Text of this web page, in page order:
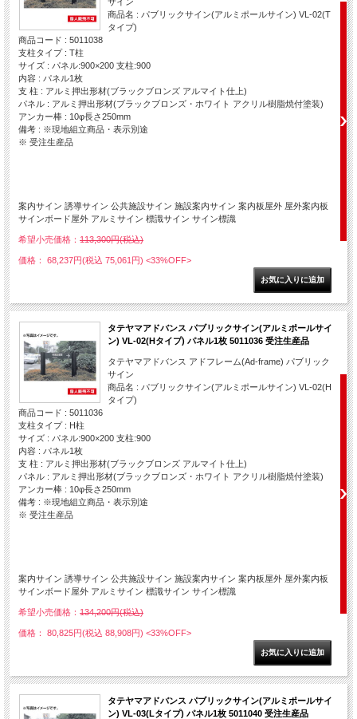
商品名 : パブリックサイン(アルミポールサイン) VL-02(T
タイプ)
商品コード : 5011038
支柱タイプ : T柱
サイズ : パネル:900×200 支柱:900
内容 : パネル1枚
支 柱 : アルミ押出形材(ブラックブロンズ アルマイト仕上)
パネル : アルミ押出形材(ブラックブロンズ・ホワイト アクリル樹脂焼付塗装)
アンカー棒 : 10φ長さ250mm
備考 : ※現地組立商品・表示別途
※ 受注生産品
案内サイン 誘導サイン 公共施設サイン 施設案内サイン 案内板屋外 屋外案内板
サインボード屋外 アルミサイン 標識サイン サイン標識
希望小売価格： 113,300円(税込)
価格： 68,237円(税込 75,061円) <33%OFF>
タテヤマアドバンス パブリックサイン(アルミポールサイ
ン) VL-02(Hタイプ) パネル1枚 5011036 受注生産品
タテヤマアドバンス アドフレーム(Ad-frame) パブリック
サイン
商品名 : パブリックサイン(アルミポールサイン) VL-02(H
タイプ)
商品コード : 5011036
支柱タイプ : H柱
サイズ : パネル:900×200 支柱:900
内容 : パネル1枚
支 柱 : アルミ押出形材(ブラックブロンズ アルマイト仕上)
パネル : アルミ押出形材(ブラックブロンズ・ホワイト アクリル樹脂焼付塗装)
アンカー棒 : 10φ長さ250mm
備考 : ※現地組立商品・表示別途
※ 受注生産品
案内サイン 誘導サイン 公共施設サイン 施設案内サイン 案内板屋外 屋外案内板
サインボード屋外 アルミサイン 標識サイン サイン標識
希望小売価格： 134,200円(税込)
価格： 80,825円(税込 88,908円) <33%OFF>
タテヤマアドバンス パブリックサイン(アルミポールサイ
ン) VL-03(Lタイプ) パネル1枚 5011040 受注生産品